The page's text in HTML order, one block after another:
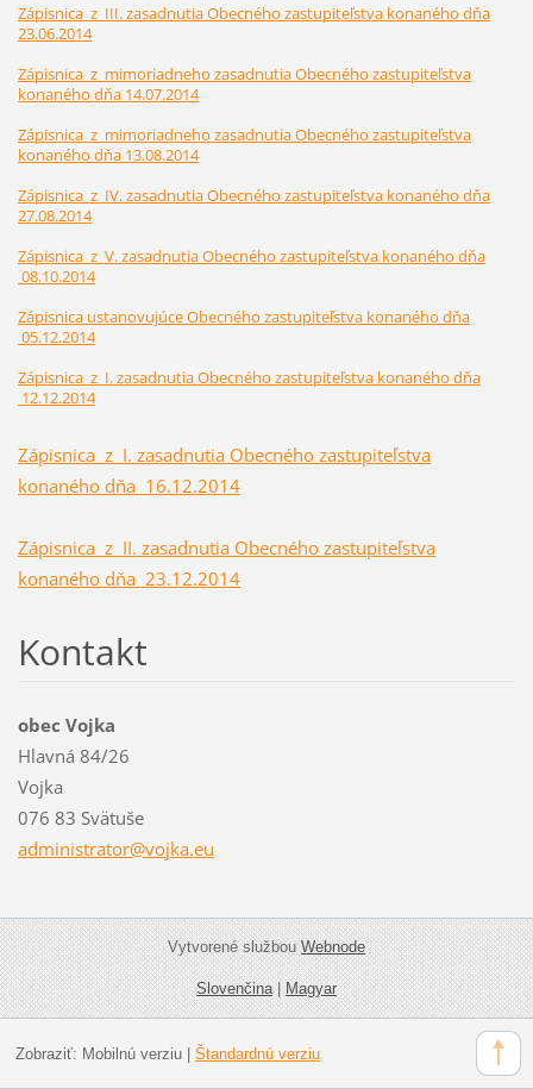
Zápisnica z III. zasadnutia Obecného zastupiteľstva konaného dňa
23.06.2014
Zápisnica z mimoriadneho zasadnutia Obecného zastupiteľstva
konaného dňa 14.07.2014
Zápisnica z mimoriadneho zasadnutia Obecného zastupiteľstva
konaného dňa 13.08.2014
Zápisnica z IV. zasadnutia Obecného zastupiteľstva konaného dňa
27.08.2014
Zápisnica z V. zasadnutia Obecného zastupiteľstva konaného dňa
08.10.2014
Zápisnica ustanovujúce Obecného zastupiteľstva konaného dňa
05.12.2014
Zápisnica z I. zasadnutia Obecného zastupiteľstva konaného dňa
12.12.2014
Zápisnica z I. zasadnutia Obecného zastupiteľstva
konaného dňa 16.12.2014
Zápisnica z II. zasadnutia Obecného zastupiteľstva
konaného dňa 23.12.2014
Kontakt
obec Vojka
Hlavná 84/26
Vojka
076 83 Svätuše
administrator@vojka.eu
Vytvorené službouWebnode
Slovenčina|Magyar
Zobraziť: Mobilnú verziu| Štandardnú verziu